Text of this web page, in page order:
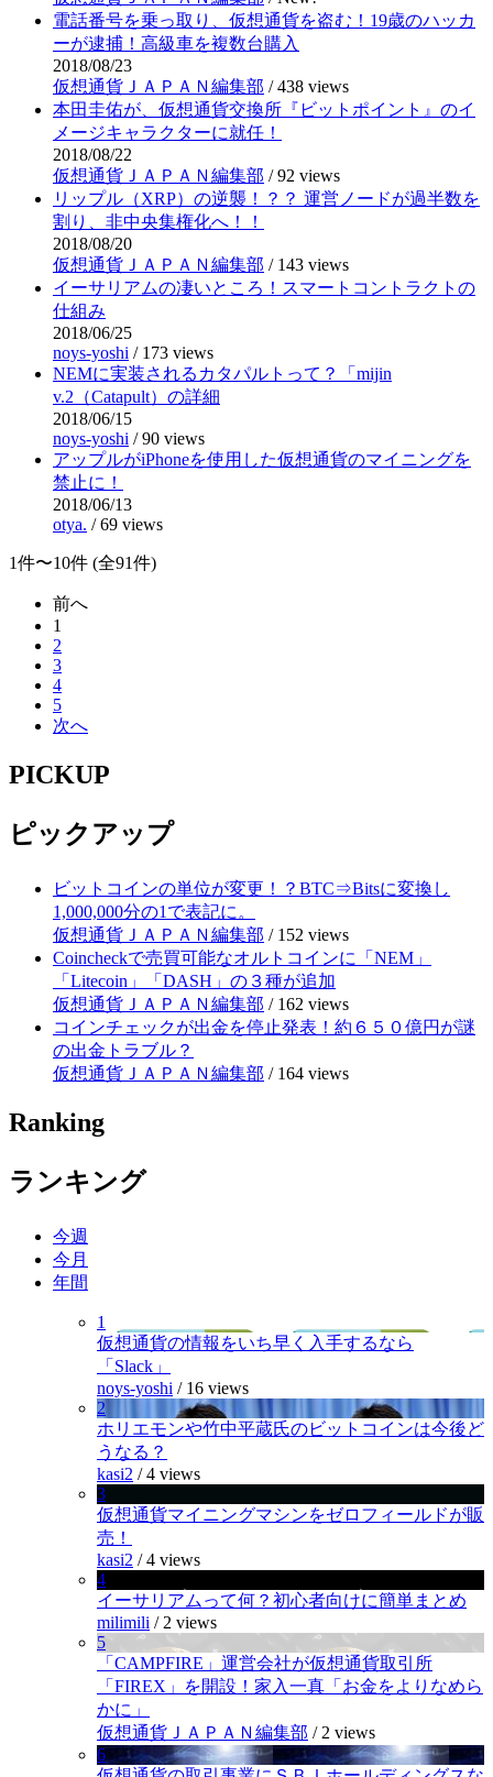
電話番号を乗っ取り、仮想通貨を盗む！19歳のハッカ
ーが逮捕！高級車を複数台購入
2018/08/23
仮想通貨ＪＡＰＡＮ編集部 /438 views
本田圭佑が、仮想通貨交換所『ビットポイント』のイ
メージキャラクターに就任！
2018/08/22
仮想通貨ＪＡＰＡＮ編集部 /92 views
リップル（XRP）の逆襲！？？ 運営ノードが過半数を
割り、非中央集権化へ！！
2018/08/20
仮想通貨ＪＡＰＡＮ編集部 / 143 views
イーサリアムの凄いところ！スマートコントラクトの
仕組み
2018/06/25
noys-yoshi / 173 views
NEMに実装されるカタパルトって？「mijin
v.2（Catapult）の詳細
2018/06/15
noys-yoshi /90 views
アップルがiPhoneを使用した仮想通貨のマイニングを
禁止に！
2018/06/13
otya. /69 views
1件〜10件 (全91件)
前へ
1
2
3
4
5
次へ
PICKUP
ピックアップ
ビットコインの単位が変更！？BTC⇒Bitsに変換し
1,000,000分の1で表記に。
仮想通貨ＪＡＰＡＮ編集部 / 152 views
Coincheckで売買可能なオルトコインに「NEM」
「Litecoin」「DASH」の３種が追加
仮想通貨ＪＡＰＡＮ編集部 / 162 views
コインチェックが出金を停止発表！約６５０億円が謎
の出金トラブル？
仮想通貨ＪＡＰＡＮ編集部 / 164 views
Ranking
ランキング
今週
今月
年間
1
仮想通貨の情報をいち早く入手するなら
「Slack」
noys-yoshi / 16 views
2
ホリエモンや竹中平蔵氏のビットコインは今後ど
うなる？
kasi2 /4 views
3
仮想通貨マイニングマシンをゼロフィールドが販
売！
kasi2 /4 views
4
イーサリアムって何？初心者向けに簡単まとめ
milimili / 2 views
5
「CAMPFIRE」運営会社が仮想通貨取引所
「FIREX」を開設！家入一真「お金をよりなめら
かに」
仮想通貨ＪＡＰＡＮ編集部 / 2 views
6